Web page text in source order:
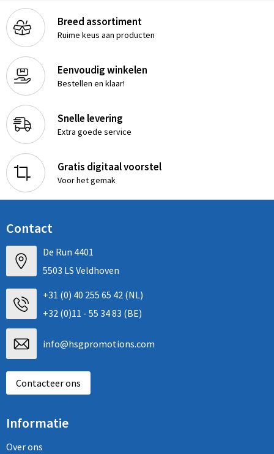
Breed assortiment
Ruime keus aan producten
Eenvoudig winkelen
Bestellen en klaar!
Snelle levering
Extra goede service
Gratis digitaal voorstel
Voor het gemak
Contact
De Run 4401
5503 LS Veldhoven
+31 (0) 40 255 65 42 (NL)
+32 (0)11 - 55 34 83 (BE)
info@hsgpromotions.com
Contacteer ons
Informatie
Over ons